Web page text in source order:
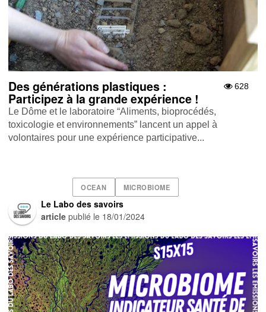
628
Des générations plastiques :
Participez à la grande expérience !
Le Dôme et le laboratoire “Aliments, bioprocédés,
toxicologie et environnements” lancent un appel à
volontaires pour une expérience participative...
OCEAN MICROBIOME
Le Labo des savoirs
article publié le 18/01/2024